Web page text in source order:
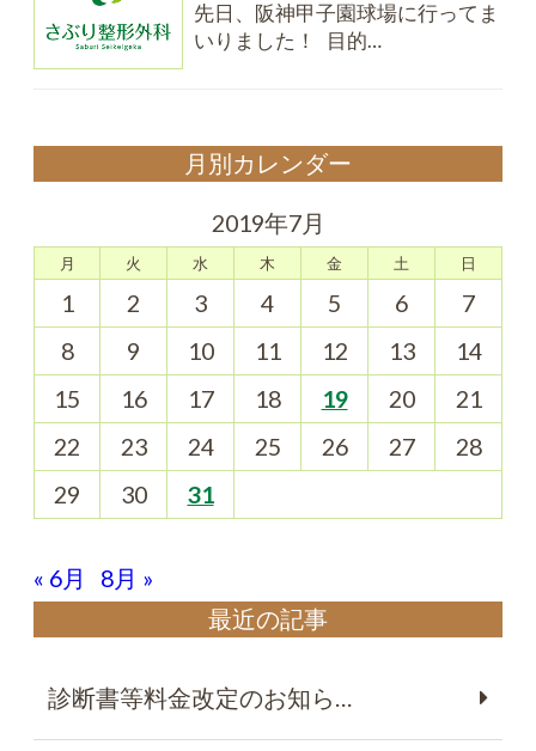
先日、阪神甲子園球場に行ってま
いりました！ 目的…
月別カレンダー
2019年7月
月 火 水 木 金 土 日
1 2 3 4 5 6
7
8
9 10 11 12 13
14
15
16 17 18 19 20
21
22
23 24 25 26 27
28
29
30 31
« 6月
8月 »
最近の記事
診断書等料金改定のお知ら…